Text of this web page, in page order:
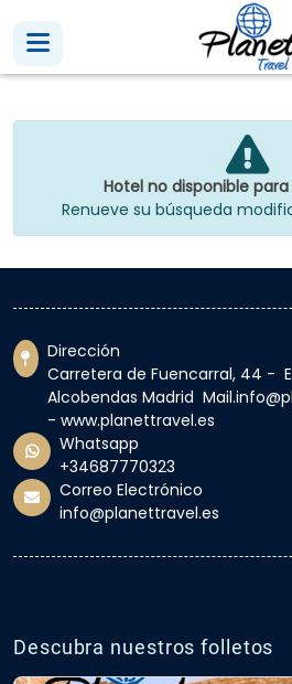
Hotel no disponible
Renueve su búsqueda
Dirección
Carretera de Fuencarral, 44 -
Alcobendas Madrid
- www.planettravel.es
Whatsapp
+34687770323
Correo Electrónico
info@planettravel.es
Descubra nuestros folletos